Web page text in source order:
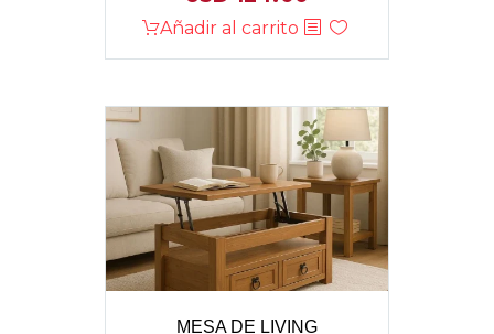
Añadir al carrito
MESA DE LIVING